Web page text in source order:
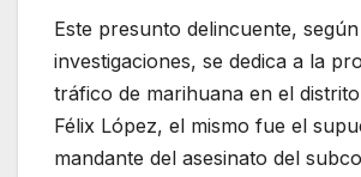
Este presunto delincuente,
investigaciones, se dedica a la
tráfico de marihuana en el
Félix López, el mismo fue el
mandante del asesinato del